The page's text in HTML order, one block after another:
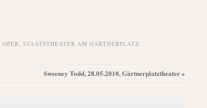
OPER, STAATSTHEATER AM GÄRTNERPLATZ
Sweeney Todd, 28.05.2010, Gärtnerplatztheater»